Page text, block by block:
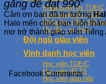
Khóa luyện thi TOEIC
Khóa luyện thi IELTS
Khóa học tiếng Anh
Ưu đãi – sự kiện
Đội ngũ giáo viên
Vinh danh học viên
Học viên TOEIC
Học viên IELTS
Học viên giao tiếp
gắng để đạt 990”
Cảm ơn bạn đã tin tưởng
Halo mến chúc bạn luôn
mơ trở thành giáo viên Tiếng
Facebook Comments